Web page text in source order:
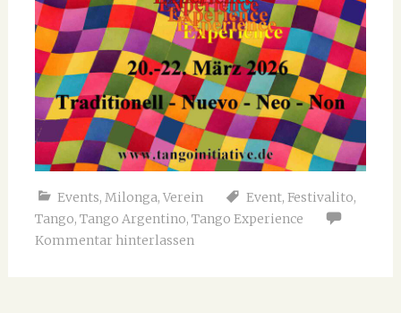
Events, Milonga, Verein Event, Festivalito,
Tango, Tango Argentino, Tango Experience
Kommentar hinterlassen